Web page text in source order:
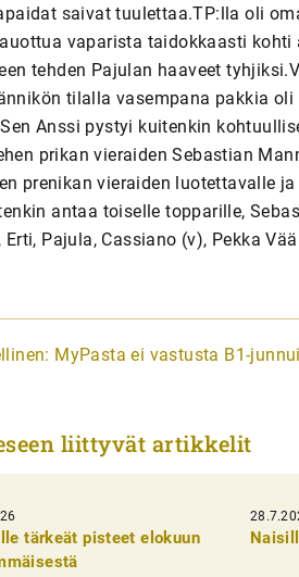
saivat tuulettaa.TP:lla oli
vaparista taidokkaasti
tehden Pajulan haaveet
tilalla vasempana pakkia
Anssi pystyi kuitenkin
prikan vieraiden Sebastian
prenikan vieraiden luotettavalle
antaa toiselle topparille,
Erti, Pajula, Cassiano (v), Pekka
MyPasta ei vastusta B1-
liittyvät artikkelit
tärkeät pisteet elokuun